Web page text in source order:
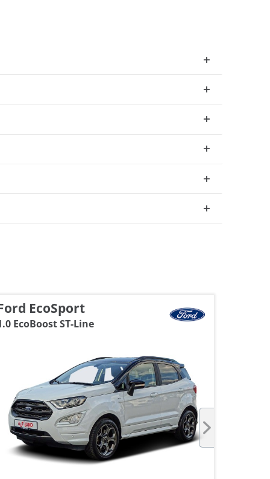
EcoSport
EcoBoost ST-Line